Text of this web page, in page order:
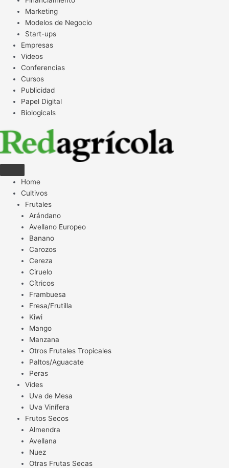
Marketing
Modelos de Negocio
Start-ups
Empresas
Videos
Conferencias
Cursos
Publicidad
Papel Digital
Biologicals
Home
Cultivos
Frutales
Arándano
Avellano Europeo
Banano
Carozos
Cereza
Ciruelo
Cítricos
Frambuesa
Fresa/Frutilla
Kiwi
Mango
Manzana
Otros Frutales Tropicales
Paltos/Aguacate
Peras
Vides
Uva de Mesa
Uva Vinífera
Frutos Secos
Almendra
Avellana
Nuez
Otras Frutas Secas